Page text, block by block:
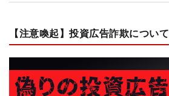
【注意喚起】投資広告詐欺について